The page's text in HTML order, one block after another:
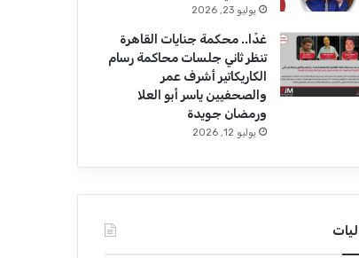
يوليو 23, 2026
غدًا.. محكمة جنايات القاهرة
تنظر ثاني جلسات محاكمة رسام
الكاريكاتير أشرف عمر
والصحفيين ياسر أبو العلا
ورمضان جويدة
يوليو 12, 2026